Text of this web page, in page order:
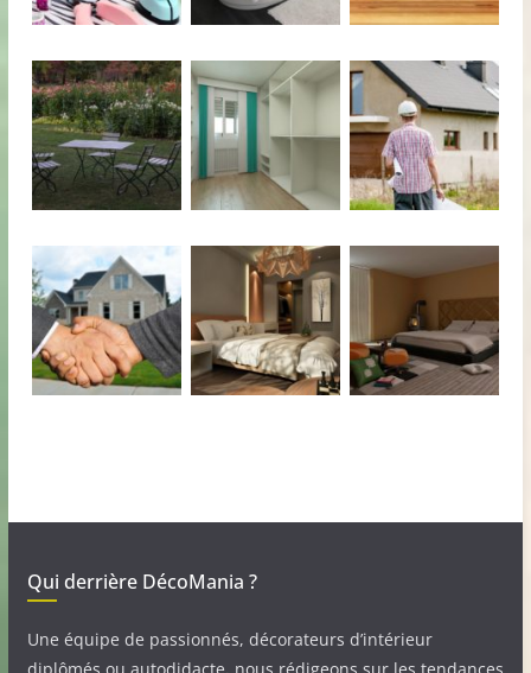
Qui derrière DécoMania ?
Une équipe de passionnés, décorateurs d’intérieur